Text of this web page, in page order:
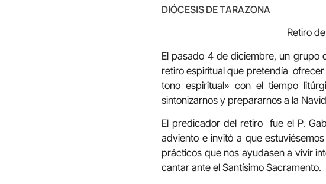
DIÓCESIS DE TARAZONA
Retiro
El pasado 4 de diciembre, un grupo
retiro espiritual que pretendía
tono espiritual» con el tiempo
sintonizarnos y prepararnos a la
El predicador del retiro fue el P.
adviento e invitó a que estuviésemos
prácticos que nos ayudasen a vivir
cantar ante el Santísimo Sacramento.